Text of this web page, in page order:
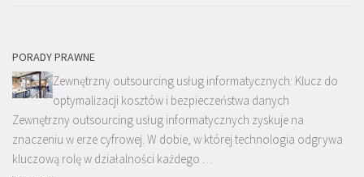
PORADY PRAWNE
Zewnętrzny outsourcing usług informatycznych: Klucz do
optymalizacji kosztów i bezpieczeństwa danych
Zewnętrzny outsourcing usług informatycznych zyskuje na
znaczeniu w erze cyfrowej. W dobie, w której technologia odgrywa
kluczową rolę w działalności każdego …